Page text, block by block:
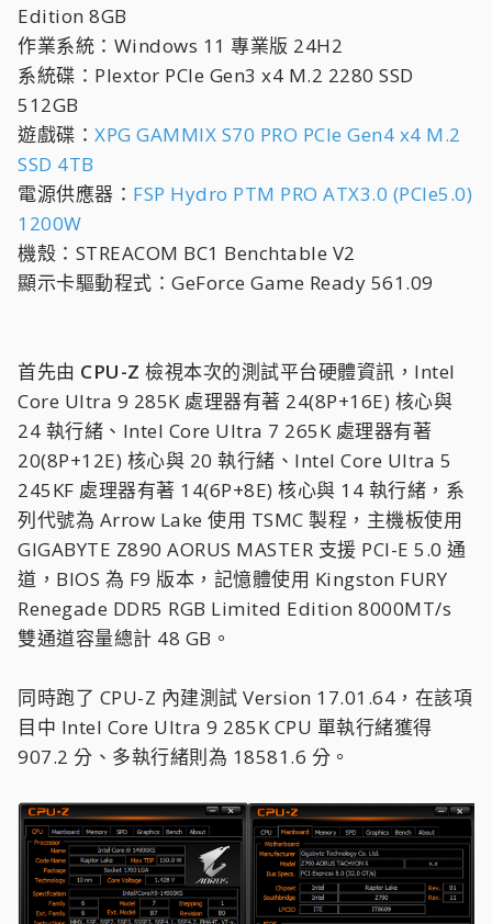
Edition 8GB
作業系統：Windows 11 專業版 24H2
系統碟：Plextor PCIe Gen3 x4 M.2 2280 SSD
512GB
遊戲碟： XPG GAMMIX S70 PRO PCIe Gen4 x4 M.2
SSD 4TB
電源供應器： FSP Hydro PTM PRO ATX3.0 (PCIe5.0)
1200W
機殼：STREACOM BC1 Benchtable V2
顯示卡驅動程式：GeForce Game Ready 561.09
首先由 CPU-Z 檢視本次的測試平台硬體資訊，Intel
Core Ultra 9 285K 處理器有著 24(8P+16E) 核心與
24 執行緒、Intel Core Ultra 7 265K 處理器有著
20(8P+12E) 核心與 20 執行緒、Intel Core Ultra 5
245KF 處理器有著 14(6P+8E) 核心與 14 執行緒，系
列代號為 Arrow Lake 使用 TSMC 製程，主機板使用
GIGABYTE Z890 AORUS MASTER 支援 PCI-E 5.0 通
道，BIOS 為 F9 版本，記憶體使用 Kingston FURY
Renegade DDR5 RGB Limited Edition 8000MT/s
雙通道容量總計 48 GB。
同時跑了 CPU-Z 內建測試 Version 17.01.64，在該項
目中 Intel Core Ultra 9 285K CPU 單執行緒獲得
907.2 分、多執行緒則為 18581.6 分。